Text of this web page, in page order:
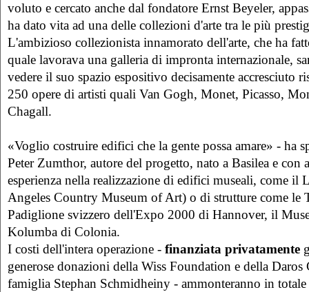
voluto e cercato anche dal fondatore Ernst Beyeler,
ha dato vita ad una delle collezioni d'arte tra le più
L'ambizioso collezionista innamorato dell'arte, che ha
quale lavorava una galleria di impronta internazionale,
vedere il suo spazio espositivo decisamente accresciuto
250 opere di artisti quali Van Gogh, Monet, Picasso,
Chagall.
«Voglio costruire edifici che la gente possa amare» - ha
Peter Zumthor, autore del progetto, nato a Basilea e con
esperienza nella realizzazione di edifici museali, come
Angeles Country Museum of Art) o di strutture come le
Padiglione svizzero dell'Expo 2000 di Hannover, il
Kolumba di Colonia.
I costi dell'intera operazione - finanziata privatamente
generose donazioni della Wiss Foundation e della
famiglia Stephan Schmidheiny - ammonteranno in